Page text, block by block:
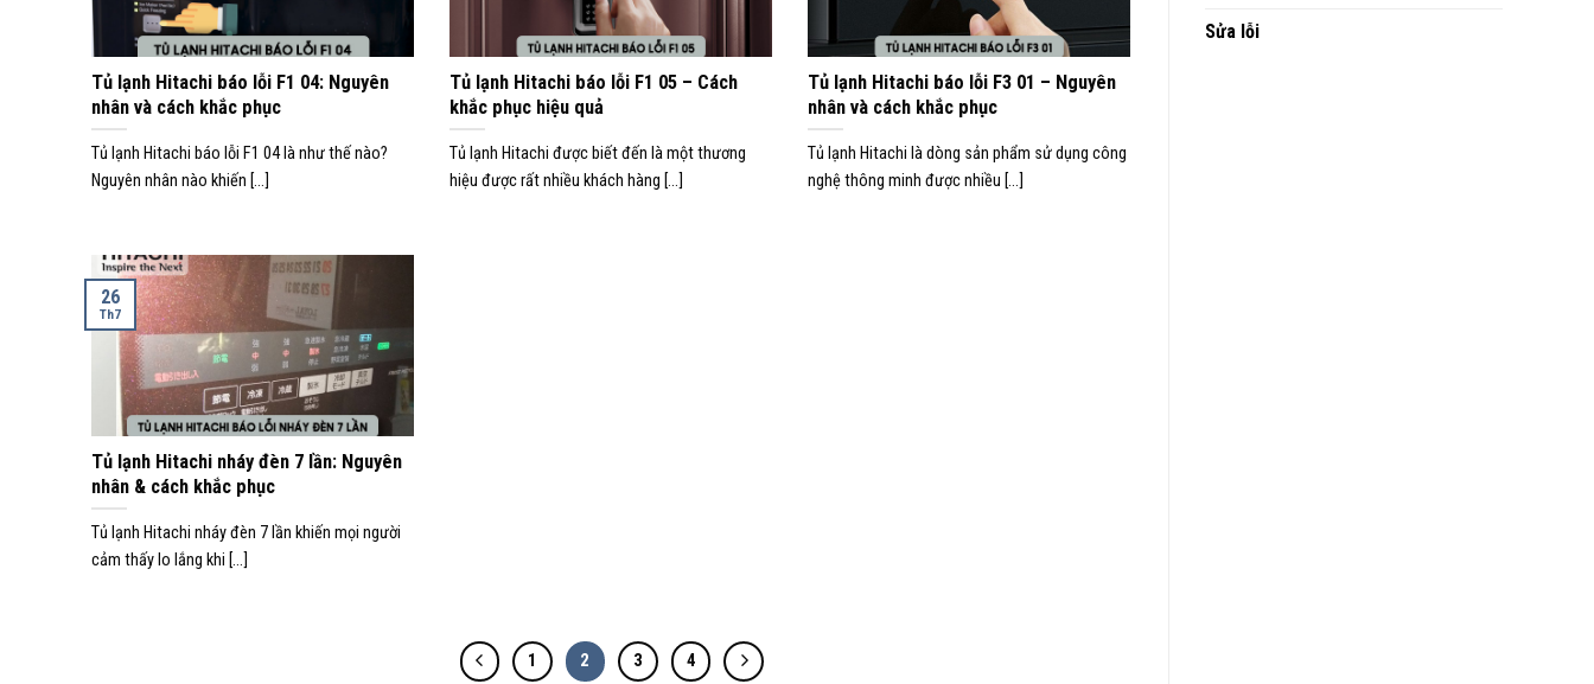
Tủ lạnh Hitachi báo lỗi F1 04: Nguyên
nhân và cách khắc phục
Tủ lạnh Hitachi báo lỗi F1 04 là như thế nào?
Nguyên nhân nào khiến [...]
Tủ lạnh Hitachi báo lỗi F1 05 – Cách
khắc phục hiệu quả
Tủ lạnh Hitachi được biết đến là một thương
hiệu được rất nhiều khách hàng [...]
Tủ lạnh Hitachi báo lỗi F3 01 – Nguyên
nhân và cách khắc phục
Tủ lạnh Hitachi là dòng sản phẩm sử dụng công
nghệ thông minh được nhiều [...]
Tủ lạnh Hitachi nháy đèn 7 lần: Nguyên
nhân & cách khắc phục
Tủ lạnh Hitachi nháy đèn 7 lần khiến mọi người
cảm thấy lo lắng khi [...]
26
Th7
1 2 3 4
Sửa lỗi